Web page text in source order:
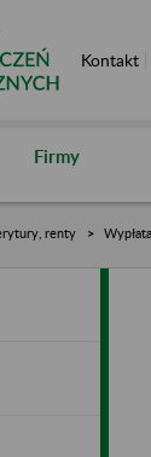
Kontakt
Firmy
renty